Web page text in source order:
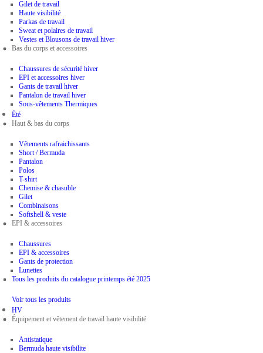
Gilet de travail
Haute visibilité
Parkas de travail
Sweat et polaires de travail
Vestes et Blousons de travail hiver
Bas du corps et accessoires
Chaussures de sécurité hiver
EPI et accessoires hiver
Gants de travail hiver
Pantalon de travail hiver
Sous-vêtements Thermiques
Été
Haut & bas du corps
Vêtements rafraichissants
Short / Bermuda
Pantalon
Polos
T-shirt
Chemise & chasuble
Gilet
Combinaisons
Softshell & veste
EPI & accessoires
Chaussures
EPI & accessoires
Gants de protection
Lunettes
Tous les produits du catalogue printemps été 2025
Voir tous les produits
HV
Équipement et vêtement de travail haute visibilité
Antistatique
Bermuda haute visibilite